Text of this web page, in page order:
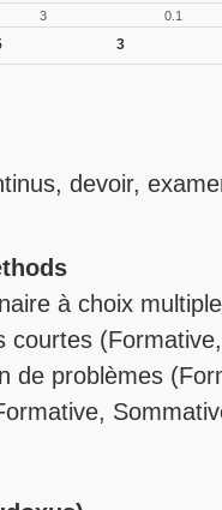
3 0.1
3
devoir,
à choix
courtes
de problèmes